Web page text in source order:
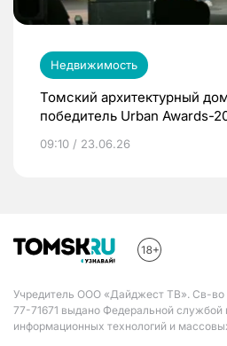
Недвижимость
Томский архитектурный
победитель Urban Awards-
09:10 / 23.06.26
Учредитель ООО «Дайджест ТВ». Св-
77-71671 выдано Федеральной службой
информационных технологий и